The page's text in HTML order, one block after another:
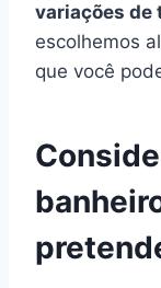
variações de
escolhemos
que você